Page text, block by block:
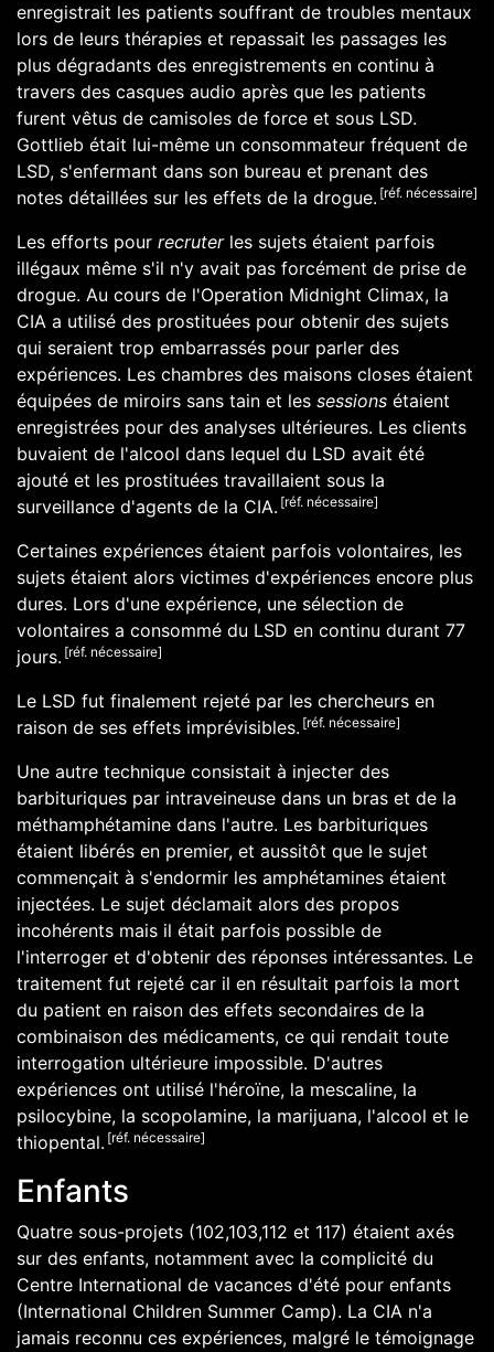
enregistrait les patients souffrant de troubles mentaux
lors de leurs thérapies et repassait les passages les
plus dégradants des enregistrements en continu à
travers des casques audio après que les patients
furent vêtus de camisoles de force et sous LSD.
Gottlieb était lui-même un consommateur fréquent de
LSD, s'enfermant dans son bureau et prenant des
notes détaillées sur les effets de la drogue. [réf. nécessaire]
Les efforts pour recruterles sujets étaient parfois
illégaux même s'il n'y avait pas forcément de prise de
drogue. Au cours de l'Operation Midnight Climax, la
CIA a utilisé des prostituées pour obtenir des sujets
qui seraient trop embarrassés pour parler des
expériences. Les chambres des maisons closes étaient
équipées de miroirs sans tain et les sessions étaient
enregistrées pour des analyses ultérieures. Les clients
buvaient de l'alcool dans lequel du LSD avait été
ajouté et les prostituées travaillaient sous la
surveillance d'agents de la CIA. [réf. nécessaire]
Certaines expériences étaient parfois volontaires, les
sujets étaient alors victimes d'expériences encore plus
dures. Lors d'une expérience, une sélection de
volontaires a consommé du LSD en continu durant 77
jours. [réf. nécessaire]
Le LSD fut finalement rejeté par les chercheurs en
raison de ses effets imprévisibles. [réf. nécessaire]
Une autre technique consistait à injecter des
barbituriques par intraveineuse dans un bras et de la
méthamphétamine dans l'autre. Les barbituriques
étaient libérés en premier, et aussitôt que le sujet
commençait à s'endormir les amphétamines étaient
injectées. Le sujet déclamait alors des propos
incohérents mais il était parfois possible de
l'interroger et d'obtenir des réponses intéressantes. Le
traitement fut rejeté car il en résultait parfois la mort
du patient en raison des effets secondaires de la
combinaison des médicaments, ce qui rendait toute
interrogation ultérieure impossible. D'autres
expériences ont utilisé l'héroïne, la mescaline, la
psilocybine, la scopolamine, la marijuana, l'alcool et le
thiopental. [réf. nécessaire]
Enfants
Quatre sous-projets (102,103,112 et 117) étaient axés
sur des enfants, notamment avec la complicité du
Centre International de vacances d'été pour enfants
(International Children Summer Camp). La CIA n'a
jamais reconnu ces expériences, malgré le témoignage